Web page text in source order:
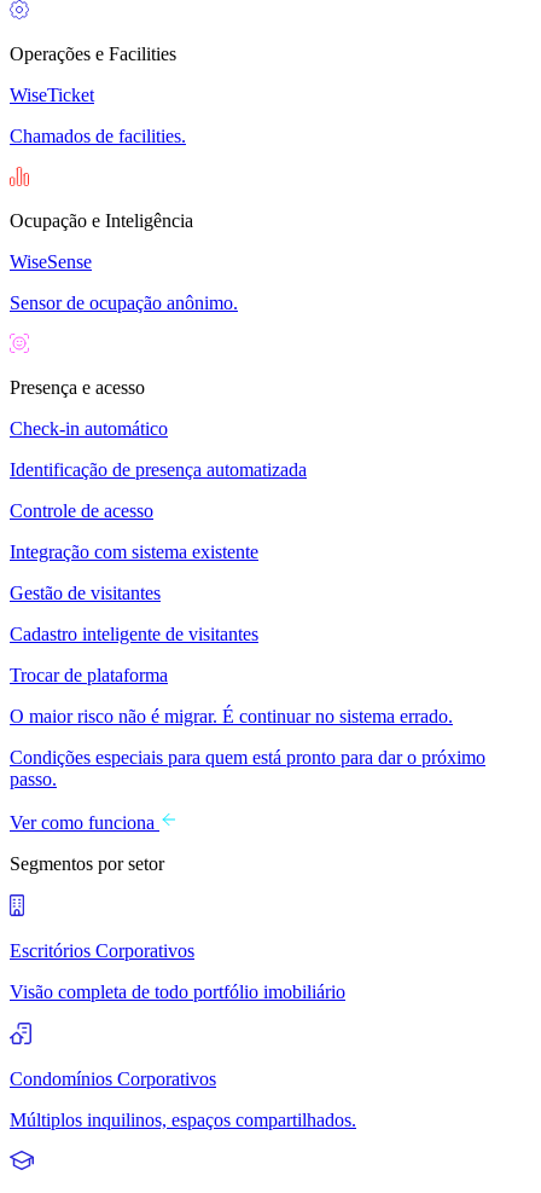
Operações e Facilities
WiseTicket
Chamados de facilities.
Ocupação e Inteligência
WiseSense
Sensor de ocupação anônimo.
Presença e acesso
Check-in automático
Identificação de presença automatizada
Controle de acesso
Integração com sistema existente
Gestão de visitantes
Cadastro inteligente de visitantes
Trocar de plataforma
O maior risco não é migrar. É continuar no sistema errado.
Condições especiais para quem está pronto para dar o próximo
passo.
Ver como funciona
Segmentos por setor
Escritórios Corporativos
Visão completa de todo portfólio imobiliário
Condomínios Corporativos
Múltiplos inquilinos, espaços compartilhados.